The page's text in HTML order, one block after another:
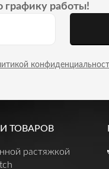
графику работы!
ТОВАРОВ
растяжкой